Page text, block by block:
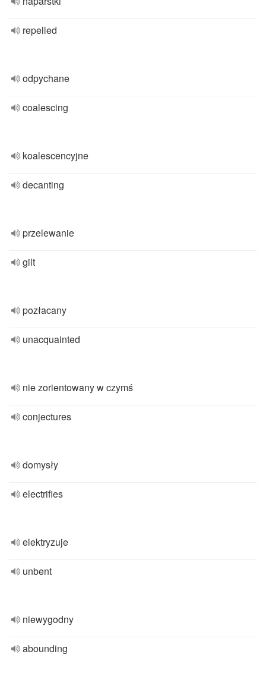
repelled
odpychane
coalescing
koalescencyjne
decanting
przelewanie
gilt
pozłacany
unacquainted
nie zorientowany w czymś
conjectures
domysły
electrifies
elektryzuje
unbent
niewygodny
abounding